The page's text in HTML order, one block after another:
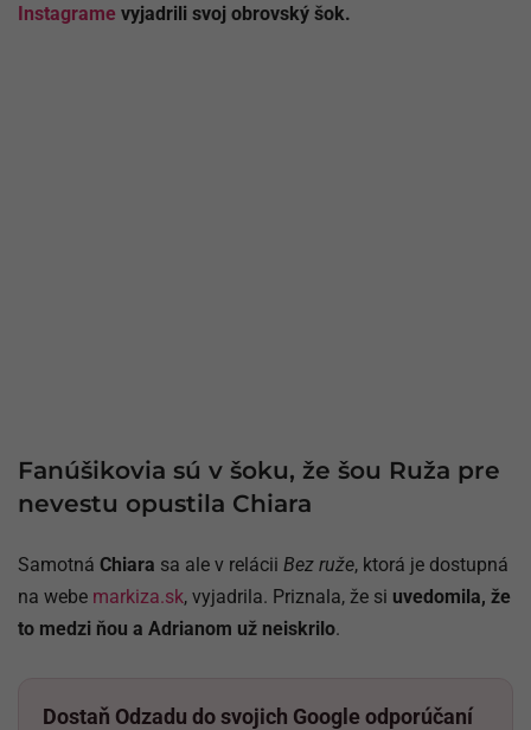
Instagrame vyjadrili svoj obrovský šok.
Fanúšikovia sú v šoku, že šou Ruža pre
nevestu opustila Chiara
Samotná Chiara sa ale v relácii Bez ruže, ktorá je dostupná
na webe markiza.sk, vyjadrila. Priznala, že si uvedomila, že
to medzi ňou a Adrianom už neiskrilo.
Dostaň Odzadu do svojich Google odporúčaní